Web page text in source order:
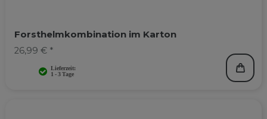
Forsthelmkombination im Karton
26,99 € *